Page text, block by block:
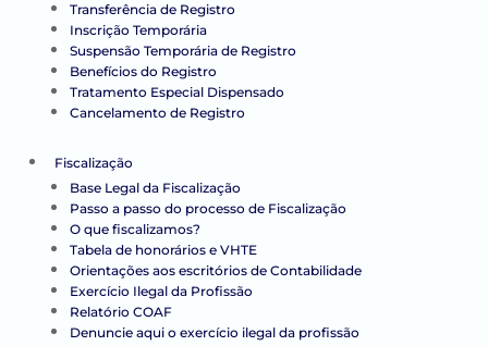
Transferência de Registro
Inscrição Temporária
Suspensão Temporária de Registro
Benefícios do Registro
Tratamento Especial Dispensado
Cancelamento de Registro
Fiscalização
Base Legal da Fiscalização
Passo a passo do processo de Fiscalização
O que fiscalizamos?
Tabela de honorários e VHTE
Orientações aos escritórios de Contabilidade
Exercício Ilegal da Profissão
Relatório COAF
Denuncie aqui o exercício ilegal da profissão